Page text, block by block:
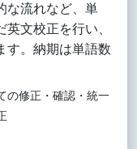
な流れなど、単
文校正を行い、
す。納期は単語数
の修正・確認・統一